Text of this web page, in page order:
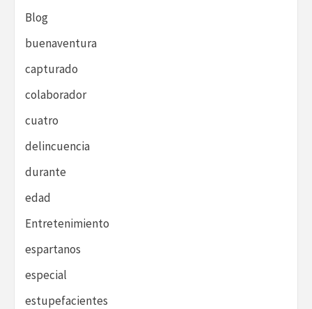
Blog
buenaventura
capturado
colaborador
cuatro
delincuencia
durante
edad
Entretenimiento
espartanos
especial
estupefacientes